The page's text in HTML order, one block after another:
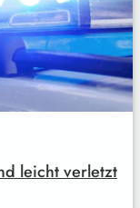
leicht verletzt